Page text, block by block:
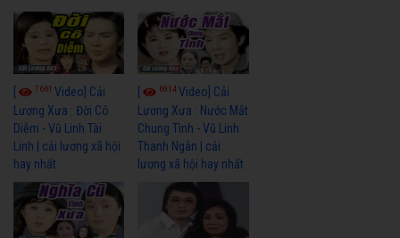
7661 Video] Cải
Lương Xưa : Đời Cô
Diễm - Vũ Linh Tài
Linh | cải lương xã hội
hay nhất
6914Video] Cải
Lương Xưa : Nước Mắt
Chung Tình - Vũ Linh
Thanh Ngân | cải
lương xã hội hay nhất